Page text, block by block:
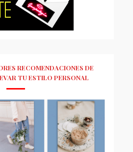
RECOMENDACIONES DE
TU ESTILO PERSONAL